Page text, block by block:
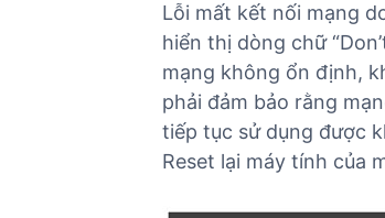
Lỗi mất kết nối mạng
hiển thị dòng chữ
mạng không ổn định,
phải đảm bảo rằng
tiếp tục sử dụng được
Reset lại máy tính của